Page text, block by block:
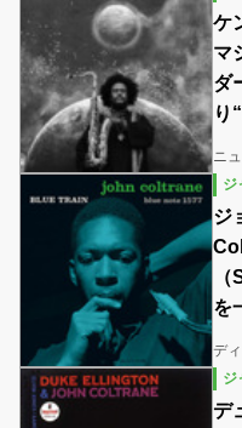
ケ
マ
ダ
り
ニ
ジ
ジ
を
デ
ジ
デ